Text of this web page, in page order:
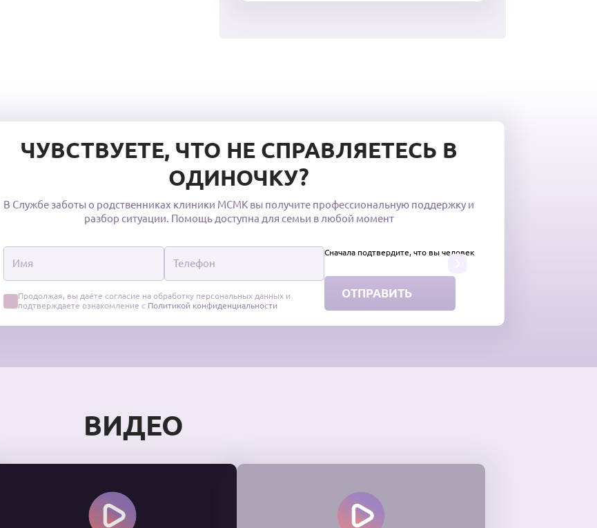
ЧУВСТВУЕТЕ, ЧТО НЕ СПРАВЛЯЕТЕСЬ В
ОДИНОЧКУ?
В Службе заботы о родственниках клиники МСМК вы получите профессиональную поддержку и
разбор ситуации. Помощь доступна для семьи в любой момент
Сначала подтвердите, что вы человек
Продолжая, вы даёте согласие на обработку персональных данных и
подтверждаете ознакомление с Политикой конфиденциальности
ВИДЕО